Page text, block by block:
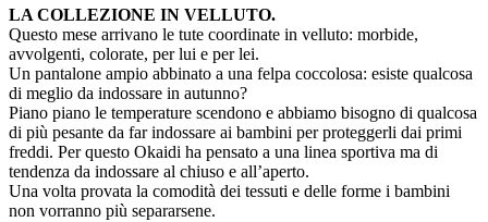
LA COLLEZIONE IN VELLUTO.
Questo mese arrivano le tute coordinate in velluto: morbide,
avvolgenti, colorate, per lui e per lei.
Un pantalone ampio abbinato a una felpa coccolosa: esiste qualcosa
di meglio da indossare in autunno?
Piano piano le temperature scendono e abbiamo bisogno di qualcosa
di più pesante da far indossare ai bambini per proteggerli dai primi
freddi. Per questo Okaidi ha pensato a una linea sportiva ma di
tendenza da indossare al chiuso e all’aperto.
Una volta provata la comodità dei tessuti e delle forme i bambini
non vorranno più separarsene.